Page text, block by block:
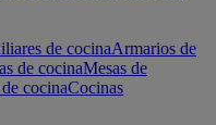
de cocinaArmarios de
de cocinaMesas de
cocinaCocinas